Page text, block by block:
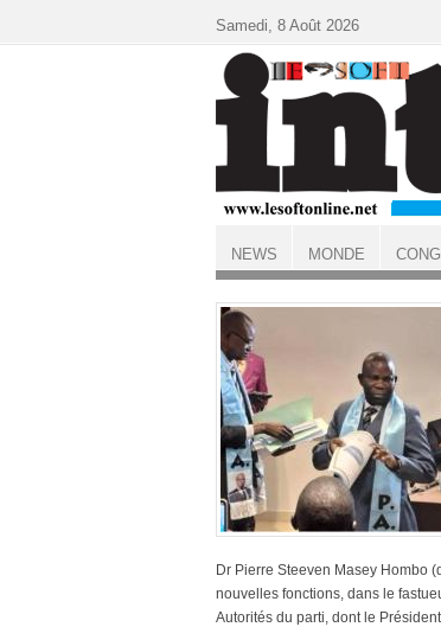
ACCUEIL
Dr Pierre Steeven Masey Hombo
nouvelles fonctions, dans le
Autorités du parti, dont le
Samedi, 8 Août 2026
NEWS MONDE